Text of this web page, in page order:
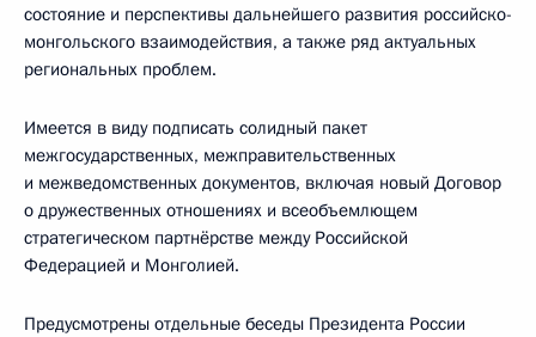
состояние и перспективы дальнейшего развития российско-
монгольского взаимодействия, а также ряд актуальных
региональных проблем.
Имеется в виду подписать солидный пакет
межгосударственных, межправительственных
и межведомственных документов, включая новый Договор
о дружественных отношениях и всеобъемлющем
стратегическом партнёрстве между Российской
Федерацией и Монголией.
Предусмотрены отдельные беседы Президента России